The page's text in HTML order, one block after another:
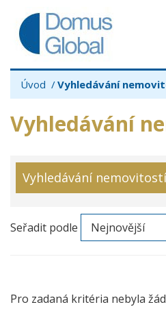
Úvod Vyhledávání
Vyhledávání
Vyhledávání nemovitostí
Seřadit podle
Pro zadaná kritéria nebyla